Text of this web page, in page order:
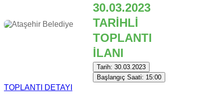
30.03.2023
TARİHLİ
TOPLANTI
İLANI
Tarih: 30.03.2023
Başlangıç Saati: 15:00
TOPLANTI DETAYI